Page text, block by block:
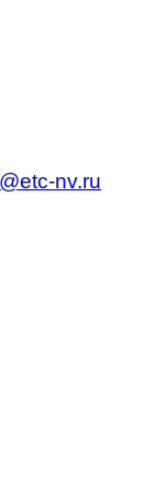
nv.ru